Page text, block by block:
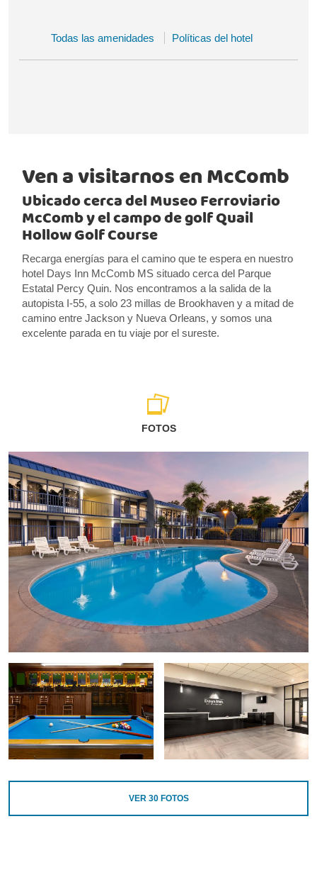
Todas las amenidades Políticas del hotel
Ven a visitarnos en McComb
Ubicado cerca del Museo Ferroviario
McComb y el campo de golf Quail
Hollow Golf Course
Recarga energías para el camino que te espera en nuestro
hotel Days Inn McComb MS situado cerca del Parque
Estatal Percy Quin. Nos encontramos a la salida de la
autopista I-55, a solo 23 millas de Brookhaven y a mitad de
camino entre Jackson y Nueva Orleans, y somos una
excelente parada en tu viaje por el sureste.
FOTOS
VER 30FOTOS